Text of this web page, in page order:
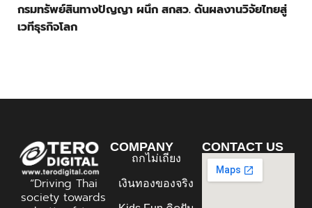
กรมทรัพย์สินทางปัญญา ผนึก สกสว. ดันผลงานวิจัยไทยสู่
เวทีธุรกิจโลก
“Driving Thai
society towards
COMPANY
ถกไม่เถียง
เงินทองของจริง
CONTACT US